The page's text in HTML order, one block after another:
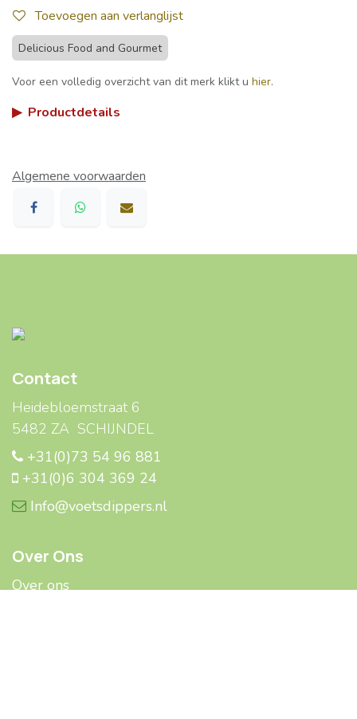
Toevoegen aan verlanglijst
Delicious Food and Gourmet
Voor een volledig overzicht van dit merk klikt u hier.
▶ Productdetails
Algemene voorwaarden
Contact
Heidebloemstraat 6
5482 ZA SCHIJNDEL
+31(0)73 54 96 881
+31(0)6 304 369 24
Info@voetsdippers.nl
Over Ons
Over ons